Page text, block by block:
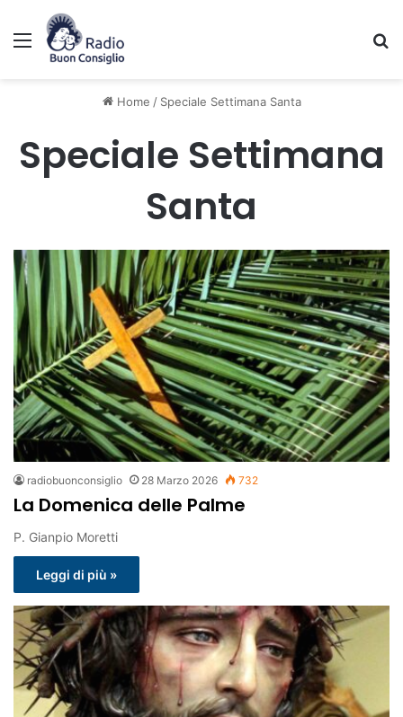
Menu
Home / Speciale Settimana Santa
Speciale Settimana
Santa
radiobuonconsiglio 28 Marzo 2026 732
La Domenica delle Palme
P. Gianpio Moretti
Leggi di più »